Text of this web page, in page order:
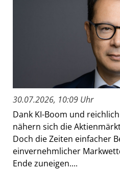
30.07.2026, 10:09 Uhr
Dank KI-Boom und
nähern sich die
Doch die Zeiten einfacher
einvernehmlicher
Ende zuneigen....